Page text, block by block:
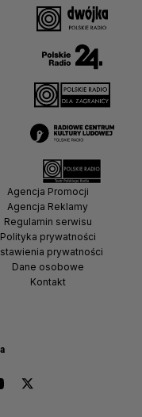
Agencja Promocji
Agencja Reklamy
Regulamin serwisu
Polityka prywatności
prywatności
Dane osobowe
Kontakt